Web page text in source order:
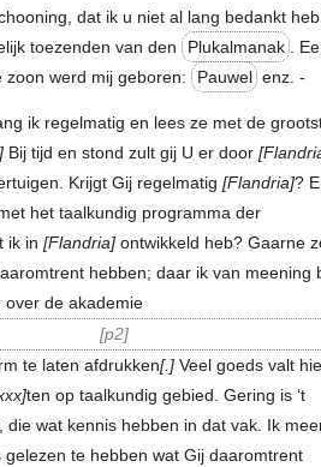
dat ik u niet al lang bedankt heb
toezenden van den
Plukalmanak
.
zoon werd mij geboren:
Pauwel enz. -
ik regelmatig en lees ze met de
Bij tijd en stond zult gij U er door
Krijgt Gij regelmatig Flandria ?
het taalkundig programma der
ik in Flandria ontwikkeld heb? Gaarne
hebben; daar ik van meening
over de akademie
p2
te laten afdrukken . Veel goeds valt
ten op taalkundig gebied. Gering is ‘t
die wat kennis hebben in dat vak. Ik
gelezen te hebben wat Gij daaromtrent